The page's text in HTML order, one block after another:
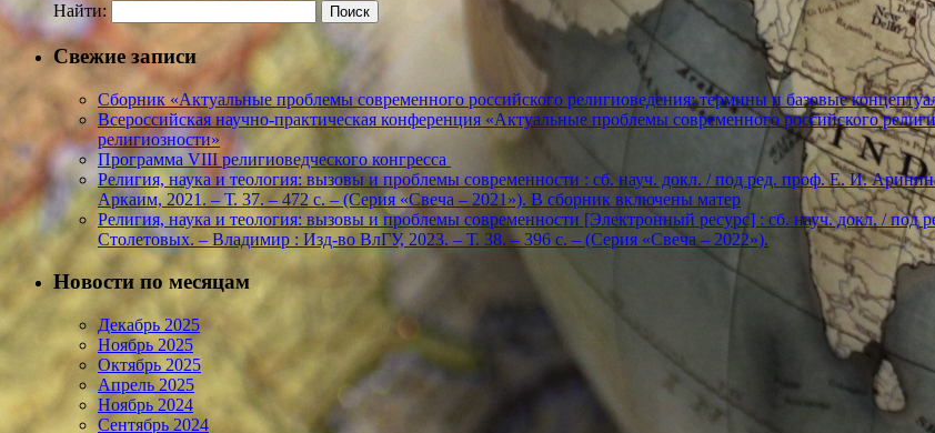
Найти:
Свежие записи
Сборник «Актуальные проблемы современного российского религиоведения: термины и базовые
Всероссийская научно-практическая конференция «Актуальные проблемы современного российского
религиозности»
Программа VIII религиоведческого конгресса
Религия, наука и теология: вызовы и проблемы современности : сб. науч. докл. / под ред. проф. Е. И.
Аркаим, 2021. – Т. 37. – 472 с. – (Серия «Свеча – 2021»). В сборник включены матер
Религия, наука и теология: вызовы и проблемы современности [Электронный ресурс] : сб. науч. докл. /
Столетовых. – Владимир : Изд-во ВлГУ, 2023. – Т. 38. – 396 с. – (Серия «Свеча – 2022»).
Новости по месяцам
Декабрь 2025
Ноябрь 2025
Октябрь 2025
Апрель 2025
Ноябрь 2024
Сентябрь 2024